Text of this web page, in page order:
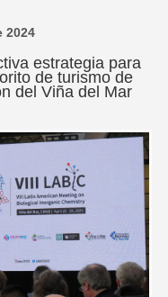
2024
estrategia para
de turismo de
del Viña del Mar